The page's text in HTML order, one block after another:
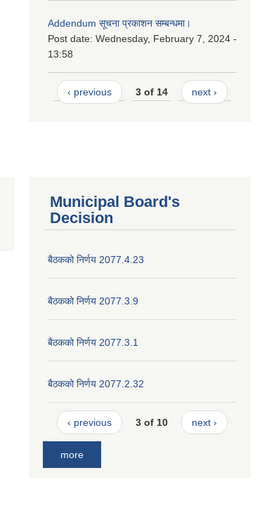
Addendum सूचना प्रकाशन सम्बन्धमा।
Post date: Wednesday, February 7, 2024 -
13:58
‹ previous 3 of 14 next ›
Municipal Board's
Decision
बैठकको निर्णय 2077.4.23
बैठकको निर्णय 2077.3.9
बैठकको निर्णय 2077.3.1
बैठकको निर्णय 2077.2.32
‹ previous 3 of 10 next ›
more